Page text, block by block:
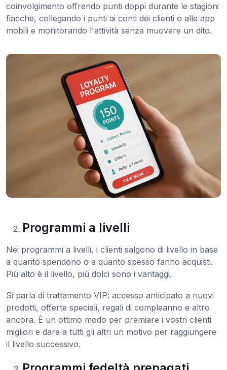
coinvolgimento offrendo punti doppi durante le stagioni
fiacche, collegando i punti ai conti dei clienti o alle app
mobili e monitorando l'attività senza muovere un dito.
Programmi a livelli
Nei programmi a livelli, i clienti salgono di livello in base
a quanto spendono o a quanto spesso fanno acquisti.
Più alto è il livello, più dolci sono i vantaggi.
Si parla di trattamento VIP: accesso anticipato a nuovi
prodotti, offerte speciali, regali di compleanno e altro
ancora. È un ottimo modo per premiare i vostri clienti
migliori e dare a tutti gli altri un motivo per raggiungere
il livello successivo.